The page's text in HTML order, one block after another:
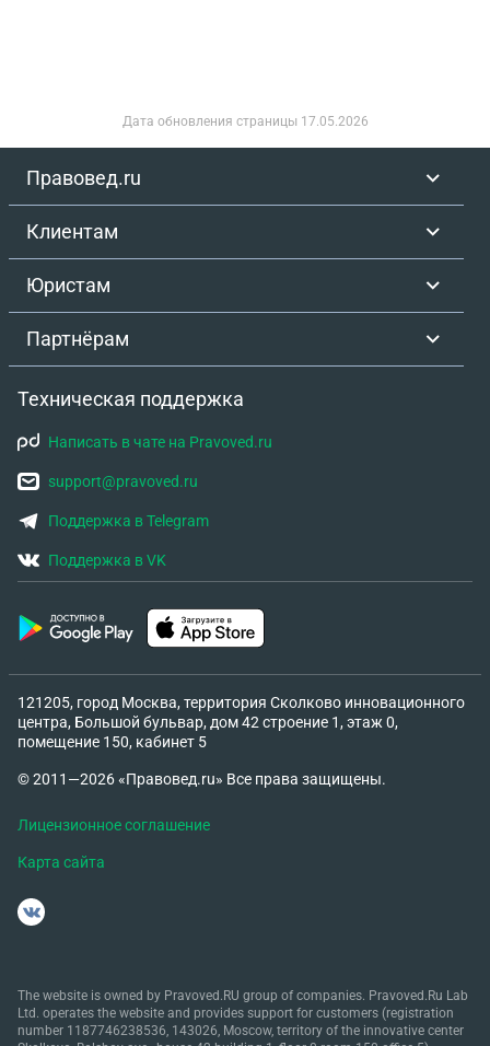
Дата обновления страницы 17.05.2026
Правовед.ru
Клиентам
Юристам
Партнёрам
Техническая поддержка
Написать в чате на Pravoved.ru
support@pravoved.ru
Поддержка в Telegram
Поддержка в VK
121205, город Москва, территория Сколково инновационного
центра, Большой бульвар, дом 42 строение 1, этаж 0,
помещение 150, кабинет 5
© 2011—2026 «Правовед.ru» Все права защищены.
Лицензионное соглашение
Карта сайта
The website is owned by Pravoved.RU group of companies. Pravoved.Ru Lab
Ltd. operates the website and provides support for customers (registration
number 1187746238536, 143026, Moscow, territory of the innovative center